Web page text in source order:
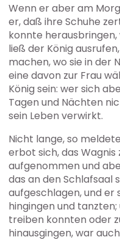
Wenn er aber am
er, daß ihre Schuhe
konnte herausbringen,
ließ der König
machen, wo sie in der
eine davon zur Frau
König sein: wer sich
Tagen und Nächten
sein Leben verwirkt.
Nicht lange, so
erbot sich, das
aufgenommen und
das an den Schlafsaal
aufgeschlagen, und er
hingingen und
treiben konnten oder
hinausgingen, war